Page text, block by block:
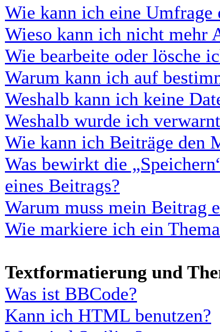
Wie kann ich eine Umfrage
Wieso kann ich nicht mehr
Wie bearbeite oder lösche
Warum kann ich auf
Weshalb kann ich keine
Weshalb wurde ich
Wie kann ich Beiträge den
Was bewirkt die
eines Beitrags?
Warum muss mein Beitrag
Wie markiere ich ein
Textformatierung und
Was ist BBCode?
Kann ich HTML benutzen?